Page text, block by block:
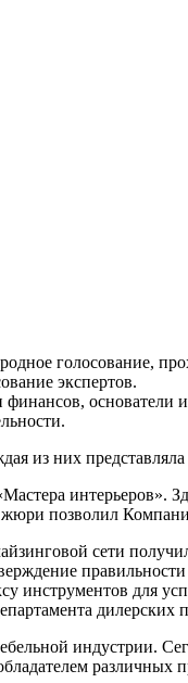
голосование,
экспертов.
финансов,
из них
интерьеров».
позволил
сети
для
индустрии.
различных